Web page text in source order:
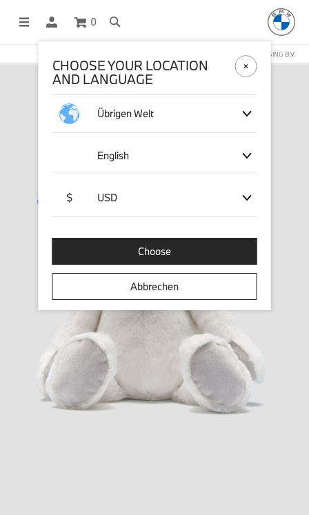
0
OFFICIAL BMW LIFESTYLE SHOP OPERATED BY STICHD SPORTMERCHANDISING B.V.
CHOOSE YOUR LOCATION
AND LANGUAGE
Übrigen Welt
English
$ USD
Choose
Abbrechen